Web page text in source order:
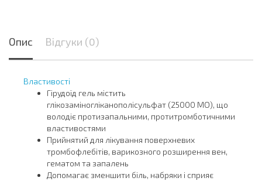
Опис Відгуки (0)
Властивості
Гірудоїд гель містить
глікозаміногліканополісульфат (25000 МО), що
володіє протизапальними, протитромботичними
властивостями
Прийнятий для лікування поверхневих
тромбофлебітів, варикозного розширення вен,
гематом та запалень
Допомагає зменшити біль, набряки і сприяє